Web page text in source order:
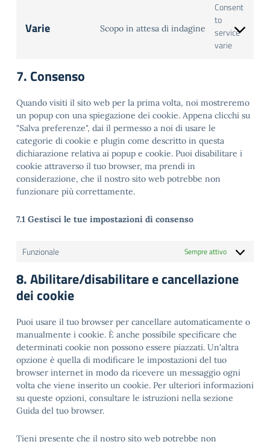
Varie Scopo in attesa di indagine
Consent
to
service
varie
7. Consenso
Quando visiti il sito web per la prima volta, noi mostreremo
un popup con una spiegazione dei cookie. Appena clicchi su
"Salva preferenze", dai il permesso a noi di usare le
categorie di cookie e plugin come descritto in questa
dichiarazione relativa ai popup e cookie. Puoi disabilitare i
cookie attraverso il tuo browser, ma prendi in
considerazione, che il nostro sito web potrebbe non
funzionare più correttamente.
7.1 Gestisci le tue impostazioni di consenso
Funzionale Sempre attivo
8. Abilitare/disabilitare e cancellazione
dei cookie
Puoi usare il tuo browser per cancellare automaticamente o
manualmente i cookie. È anche possibile specificare che
determinati cookie non possono essere piazzati. Un'altra
opzione è quella di modificare le impostazioni del tuo
browser internet in modo da ricevere un messaggio ogni
volta che viene inserito un cookie. Per ulteriori informazioni
su queste opzioni, consultare le istruzioni nella sezione
Guida del tuo browser.
Tieni presente che il nostro sito web potrebbe non